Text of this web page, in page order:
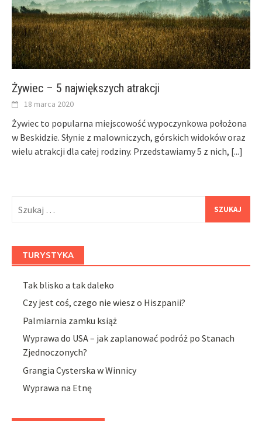
Żywiec – 5 największych atrakcji
18 marca 2020
Żywiec to popularna miejscowość wypoczynkowa położona
w Beskidzie. Słynie z malowniczych, górskich widoków oraz
wielu atrakcji dla całej rodziny. Przedstawiamy 5 z nich, [...]
TURYSTYKA
Tak blisko a tak daleko
Czy jest coś, czego nie wiesz o Hiszpanii?
Palmiarnia zamku książ
Wyprawa do USA – jak zaplanować podróż po Stanach
Zjednoczonych?
Grangia Cysterska w Winnicy
Wyprawa na Etnę